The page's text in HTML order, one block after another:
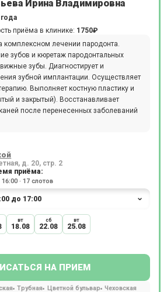
Ирина Владимировна
приёма в клинике: 1750₽
комплексном лечении пародонта.
зубов и кюретаж пародонтальных
зубы. Диагностирует и
зубной имплантации. Осуществляет
Выполняет костную пластику и
и закрытый). Восстанавливает
после перенесенных заболеваний
д. 20, стр. 2
приёма:
· 17 слотов
вт
18.08
сб
22.08
вт
25.08
НА ПРИЕМ
Трубная Цветной бульвар
Чеховская